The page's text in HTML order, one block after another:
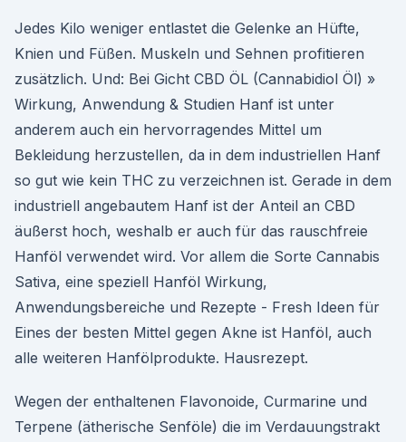
Jedes Kilo weniger entlastet die Gelenke an Hüfte,
Knien und Füßen. Muskeln und Sehnen profitieren
zusätzlich. Und: Bei Gicht CBD ÖL (Cannabidiol Öl) »
Wirkung, Anwendung & Studien Hanf ist unter
anderem auch ein hervorragendes Mittel um
Bekleidung herzustellen, da in dem industriellen Hanf
so gut wie kein THC zu verzeichnen ist. Gerade in dem
industriell angebautem Hanf ist der Anteil an CBD
äußerst hoch, weshalb er auch für das rauschfreie
Hanföl verwendet wird. Vor allem die Sorte Cannabis
Sativa, eine speziell Hanföl Wirkung,
Anwendungsbereiche und Rezepte - Fresh Ideen für
Eines der besten Mittel gegen Akne ist Hanföl, auch
alle weiteren Hanfölprodukte. Hausrezept.
Wegen der enthaltenen Flavonoide, Curmarine und
Terpene (ätherische Senföle) die im Verdauungstrakt